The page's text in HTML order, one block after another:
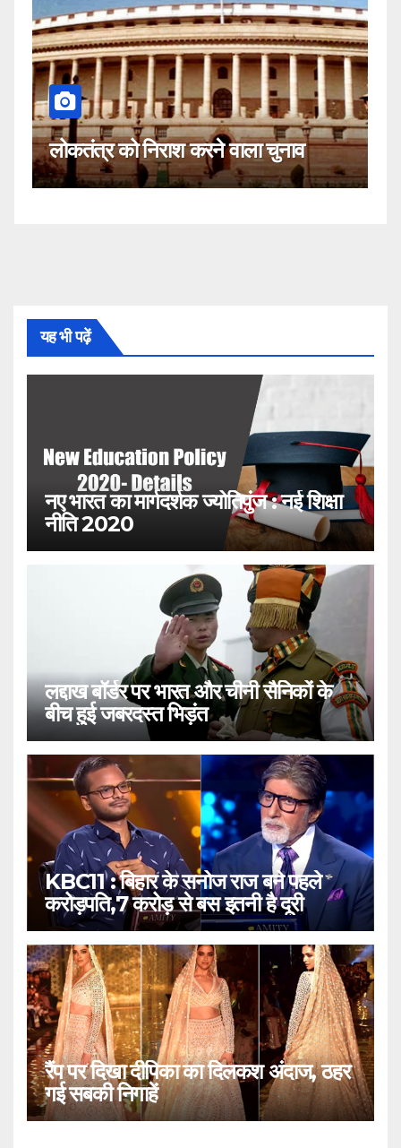
कहीं यह सीजेआई के खिलाफ साजिश तो
नहीं!
यह भी पढ़ें
नए भारत का मार्गदर्शक ज्योतिपुंज : नई शिक्षा
नीति 2020
लद्दाख बॉर्डर पर भारत और चीनी सैनिकों के
बीच हुई जबरदस्त भिड़ंत
KBC11 : बिहार के सनोज राज बने पहले
करोड़पति,7 करोड़ से बस इतनी है दूरी
रैंप पर दिखा दीपिका का दिलकश अंदाज, ठहर
गई सबकी निगाहें